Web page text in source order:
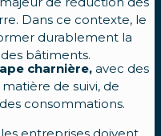
Dans ce contexte, le
durablement la
bâtiments.
charnière, avec des
de suivi, de
consommations.
entreprises doivent